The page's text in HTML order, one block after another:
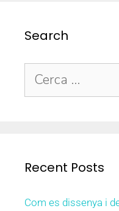
Search
Recent Posts
Com es dissenya i